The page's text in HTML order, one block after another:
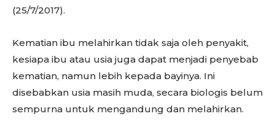
(25/7/2017).
Kematian ibu melahirkan tidak saja oleh penyakit,
kesiapa ibu atau usia juga dapat menjadi penyebab
kematian, namun lebih kepada bayinya. Ini
disebabkan usia masih muda, secara biologis belum
sempurna untuk mengandung dan melahirkan.